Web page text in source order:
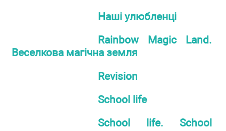
Наші улюбленці
Rainbow Magic Land.
Веселкова магічна земля
Revision
School life
School life. School